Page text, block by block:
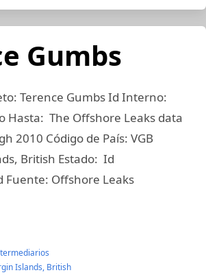
Gumbs
Terence Gumbs Id Interno:
Hasta: The Offshore Leaks data
2010 Código de País: VGB
British Estado: Id
Fuente: Offshore Leaks
Islands, British